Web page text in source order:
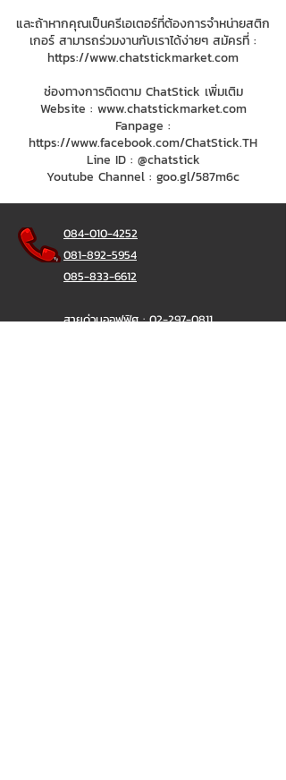
และถ้าหากคุณเป็นครีเอเตอร์ที่ต้องการจำหน่ายสติก
เกอร์ สามารถร่วมงานกับเราได้ง่ายๆ สมัครที่ :
https://www.chatstickmarket.com
ช่องทางการติดตาม ChatStick เพิ่มเติม
Website : www.chatstickmarket.com
Fanpage :
https://www.facebook.com/ChatStick.TH
Line ID : @chatstick
Youtube Channel : goo.gl/587m6c
084-010-4252
081-892-5954
085-833-6612
สายด่วนออฟฟิศ :02-297-0811